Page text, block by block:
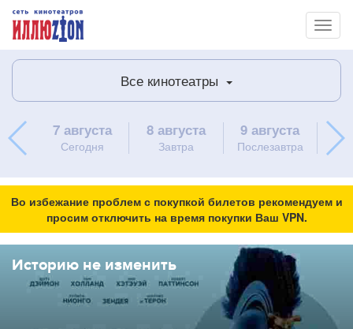
Все кинотеатры
7 августа
Сегодня
8 августа
Завтра
9 августа
Послезавтра
10
Во избежание проблем с покупкой билетов рекомендуем и
просим отключить на время покупки Ваш VPN.
Историю не изменить